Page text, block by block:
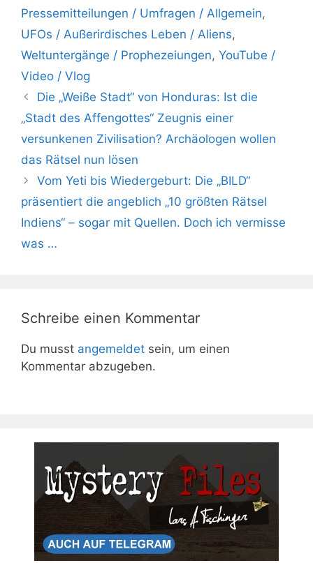
Pressemitteilungen / Umfragen / Allgemein,
UFOs / Außerirdisches Leben / Aliens,
Weltuntergänge / Prophezeiungen, YouTube /
Video / Vlog
Die „Weiße Stadt“ von Honduras: Ist die
„Stadt des Affengottes“ Zeugnis einer
versunkenen Zivilisation? Archäologen wollen
das Rätsel nun lösen
Vom Yeti bis Wiedergeburt: Die „BILD“
präsentiert die angeblich „10 größten Rätsel
Indiens“ – sogar mit Quellen. Doch ich vermisse
was …
Schreibe einen Kommentar
Du musst angemeldet sein, um einen
Kommentar abzugeben.